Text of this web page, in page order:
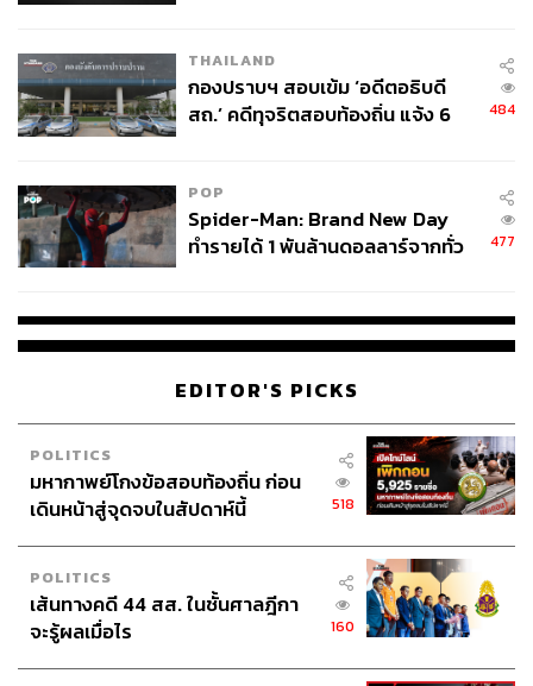
THAILAND
กองปราบฯ สอบเข้ม ‘อดีตอธิบดี
สถ.’ คดีทุจริตสอบท้องถิ่น แจ้ง 6
484
POP
Spider-Man: Brand New Day
ทำรายได้ 1 พันล้านดอลลาร์จากทั่ว
477
EDITOR'S PICKS
POLITICS
มหากาพย์โกงข้อสอบท้องถิ่น ก่อน
เดินหน้าสู่จุดจบในสัปดาห์นี้
518
POLITICS
เส้นทางคดี 44 สส. ในชั้นศาลฎีกา
จะรู้ผลเมื่อไร
160